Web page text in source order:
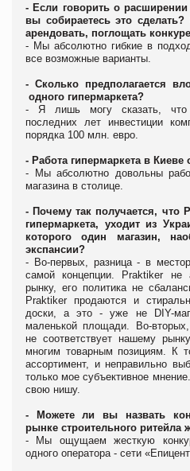
- Если говорить о
вы собираетесь это
арендовать, поглощать
- Мы абсолютно гибкие в
все возможные варианты.
- Сколько предполагается
одного гипермаркета?
- Я лишь могу сказать, что
последних лет инвестиции
порядка 100 млн. евро.
- Работа гипермаркета в
- Мы абсолютно довольны
магазина в столице.
- Почему так получается, что
гипермаркета, уходит из
которого один магазин,
экспансии?
- Во-первых, разница - в
самой концепции. Praktiker не
рынку, его политика не
Praktiker продаются и
доски, а это - уже не DIY-
маленькой площади. Во-
не соответствует нашему
многим товарным позициям. К
ассортимент, и неправильно
только мое субъективное
свою нишу.
- Можете ли вы назвать
рынке строительного ритейла
- Мы ощущаем жесткую
одного оператора - сети